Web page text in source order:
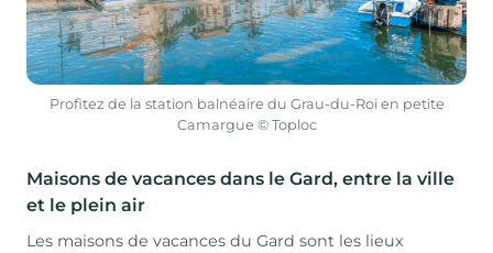
Profitez de la station balnéaire du Grau-du-Roi en petite
Camargue © Toploc
Maisons de vacances dans le Gard, entre la ville
et le plein air
Les maisons de vacances du Gard sont les lieux